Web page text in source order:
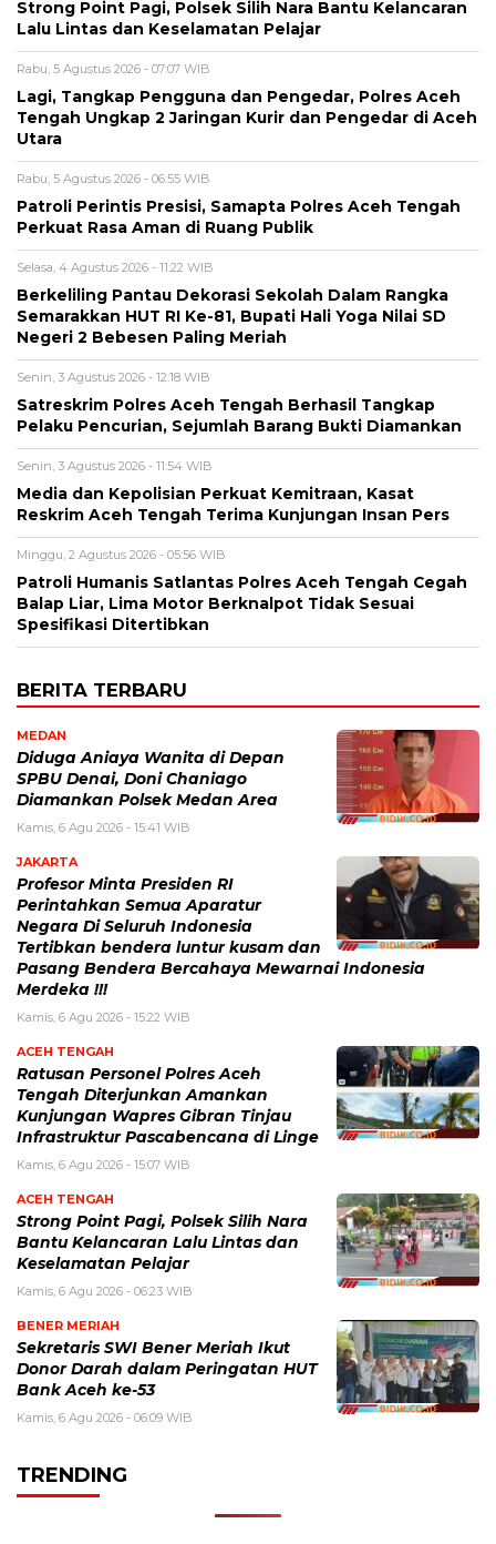
Strong Point Pagi, Polsek Silih Nara Bantu Kelancaran
Lalu Lintas dan Keselamatan Pelajar
Rabu, 5 Agustus 2026 - 07:07 WIB
Lagi, Tangkap Pengguna dan Pengedar, Polres Aceh
Tengah Ungkap 2 Jaringan Kurir dan Pengedar di Aceh
Utara
Rabu, 5 Agustus 2026 - 06:55 WIB
Patroli Perintis Presisi, Samapta Polres Aceh Tengah
Perkuat Rasa Aman di Ruang Publik
Selasa, 4 Agustus 2026 - 11:22 WIB
Berkeliling Pantau Dekorasi Sekolah Dalam Rangka
Semarakkan HUT RI Ke-81, Bupati Hali Yoga Nilai SD
Negeri 2 Bebesen Paling Meriah
Senin, 3 Agustus 2026 - 12:18 WIB
Satreskrim Polres Aceh Tengah Berhasil Tangkap
Pelaku Pencurian, Sejumlah Barang Bukti Diamankan
Senin, 3 Agustus 2026 - 11:54 WIB
Media dan Kepolisian Perkuat Kemitraan, Kasat
Reskrim Aceh Tengah Terima Kunjungan Insan Pers
Minggu, 2 Agustus 2026 - 05:56 WIB
Patroli Humanis Satlantas Polres Aceh Tengah Cegah
Balap Liar, Lima Motor Berknalpot Tidak Sesuai
Spesifikasi Ditertibkan
BERITA TERBARU
MEDAN
Diduga Aniaya Wanita di Depan
SPBU Denai, Doni Chaniago
Diamankan Polsek Medan Area
Kamis, 6 Agu 2026 - 15:41 WIB
JAKARTA
Profesor Minta Presiden RI
Perintahkan Semua Aparatur
Negara Di Seluruh Indonesia
Tertibkan bendera luntur kusam dan
Pasang Bendera Bercahaya Mewarnai Indonesia
Merdeka !!!
Kamis, 6 Agu 2026 - 15:22 WIB
ACEH TENGAH
Ratusan Personel Polres Aceh
Tengah Diterjunkan Amankan
Kunjungan Wapres Gibran Tinjau
Infrastruktur Pascabencana di Linge
Kamis, 6 Agu 2026 - 15:07 WIB
ACEH TENGAH
Strong Point Pagi, Polsek Silih Nara
Bantu Kelancaran Lalu Lintas dan
Keselamatan Pelajar
Kamis, 6 Agu 2026 - 06:23 WIB
BENER MERIAH
Sekretaris SWI Bener Meriah Ikut
Donor Darah dalam Peringatan HUT
Bank Aceh ke-53
Kamis, 6 Agu 2026 - 06:09 WIB
TRENDING